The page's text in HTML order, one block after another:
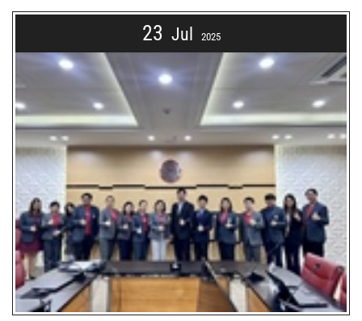
23 Jul 2025